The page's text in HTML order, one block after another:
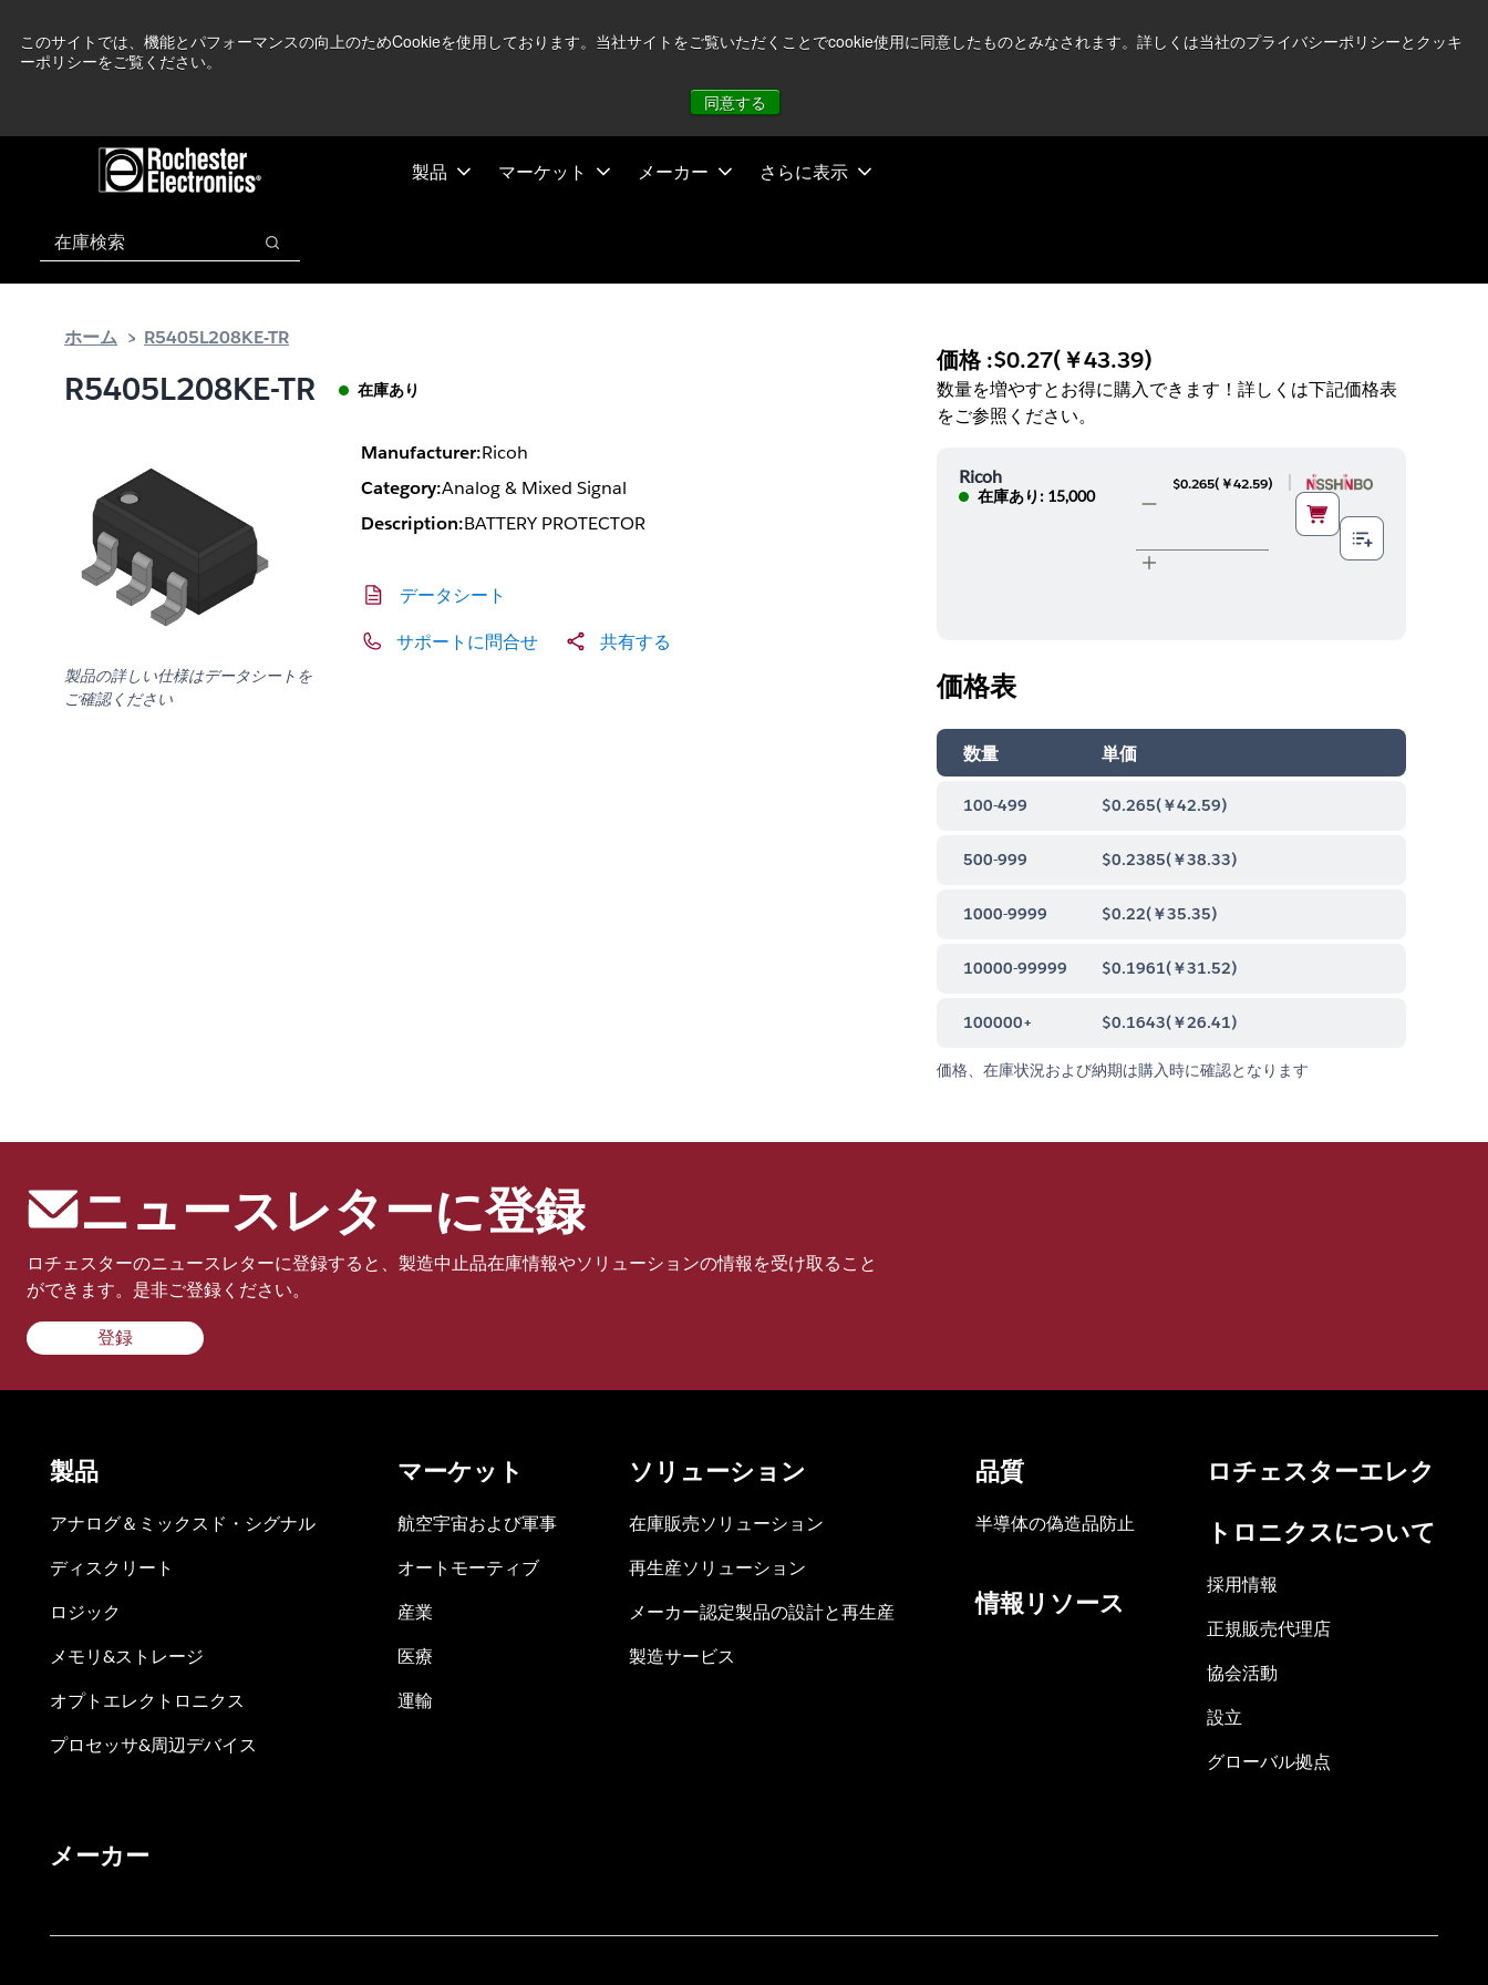
このサイトでは、機能とパフォーマンスの向上のためCookieを使用しております。当社サイトをご覧いただくことでcookie使用に同意したものとみなされます。詳しくは当社のプライバシーポリシーとクッキ
ーポリシーをご覧ください。
同意する
製品 マーケット メーカー さらに表示
検索
検索
ホーム R5405L208KE-TR
R5405L208KE-TR 在庫あり
製品の詳しい仕様はデータシートを
ご確認ください
Manufacturer:Ricoh
Category:Analog & Mixed Signal
Description:BATTERY PROTECTOR
データシート
サポートに問合せ 共有する
価格 :$0.27(￥43.39)
数量を増やすとお得に購入できます！詳しくは下記価格表
をご参照ください。
Ricoh
在庫あり: 15,000
$0.265( ￥42.59) |
価格表
数量 単価
100-499 $0.265(￥42.59)
500-999 $0.2385(￥38.33)
1000-9999 $0.22(￥35.35)
10000-99999 $0.1961(￥31.52)
100000+ $0.1643(￥26.41)
価格、在庫状況および納期は購入時に確認となります
ニュースレターに登録
ロチェスターのニュースレターに登録すると、製造中止品在庫情報やソリューションの情報を受け取ること
ができます。是非ご登録ください。
登録
製品
アナログ＆ミックスド・シグナル
ディスクリート
ロジック
メモリ&ストレージ
オプトエレクトロニクス
プロセッサ&周辺デバイス
マーケット
航空宇宙および軍事
オートモーティブ
産業
医療
運輸
ソリューション
在庫販売ソリューション
再生産ソリューション
メーカー認定製品の設計と再生産
製造サービス
品質
半導体の偽造品防止
情報リソース
ロチェスターエレク
トロニクスについて
採用情報
正規販売代理店
協会活動
設立
グローバル拠点
メーカー